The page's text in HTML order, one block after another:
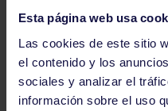
Esta página web usa
Las cookies de este sitio
el contenido y los
sociales y analizar el
información sobre el uso